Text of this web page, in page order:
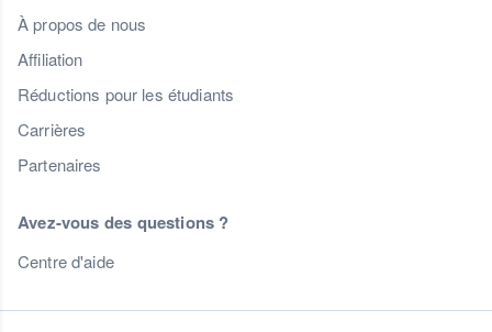
À propos de nous
Affiliation
Réductions pour les étudiants
Carrières
Partenaires
Avez-vous des questions ?
Centre d'aide